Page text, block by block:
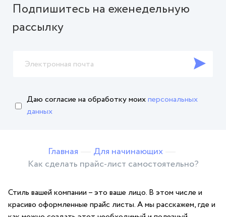
Подпишитесь на еженедельную
рассылку
Даю согласие на обработкумоихперсональных
данных
Главная
Для начинающих
Как сделать прайс-лист самостоятельно?
Стиль вашей компании – это ваше лицо. В этом числе и
красиво оформленные прайс листы. А мы расскажем, где и